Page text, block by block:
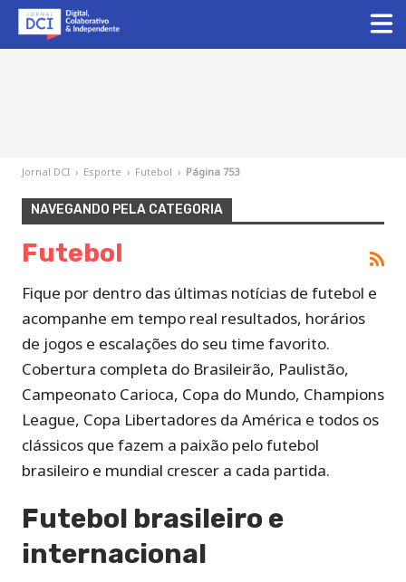
Jornal DCI › Esporte › Futebol › Página 753
NAVEGANDO PELA CATEGORIA
Futebol
Fique por dentro das últimas notícias de futebol e
acompanhe em tempo real resultados, horários
de jogos e escalações do seu time favorito.
Cobertura completa do Brasileirão, Paulistão,
Campeonato Carioca, Copa do Mundo, Champions
League, Copa Libertadores da América e todos os
clássicos que fazem a paixão pelo futebol
brasileiro e mundial crescer a cada partida.
Futebol brasileiro e
internacional